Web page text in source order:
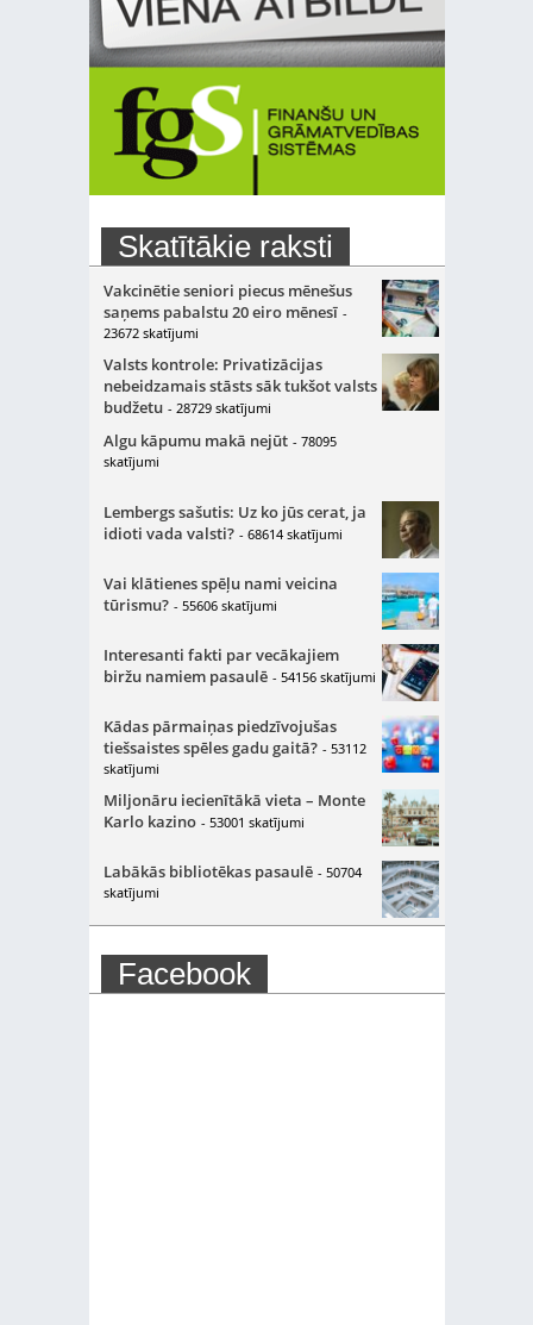
Skatītākie raksti
Vakcinētie seniori piecus mēnešus
saņems pabalstu 20 eiro mēnesī -
23672 skatījumi
Valsts kontrole: Privatizācijas
nebeidzamais stāsts sāk tukšot valsts
budžetu - 28729 skatījumi
Algu kāpumu makā nejūt - 78095
skatījumi
Lembergs sašutis: Uz ko jūs cerat, ja
idioti vada valsti? - 68614 skatījumi
Vai klātienes spēļu nami veicina
tūrismu? - 55606 skatījumi
Interesanti fakti par vecākajiem
biržu namiem pasaulē - 54156 skatījumi
Kādas pārmaiņas piedzīvojušas
tiešsaistes spēles gadu gaitā? - 53112
skatījumi
Miljonāru iecienītākā vieta – Monte
Karlo kazino - 53001 skatījumi
Labākās bibliotēkas pasaulē - 50704
skatījumi
Facebook